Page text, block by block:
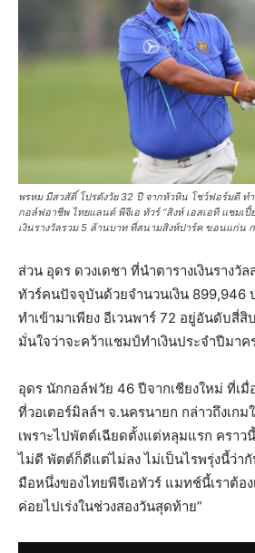
พรหม มีสวสัดิ์ โปรดังวัย 32 ปี จากหัวหิน โชว์ฟอร์มดี ท
กอล์ฟอาชีพ ไทยแลนด์ พีจีเอ ทัวร์ “สิงห์ เอสเอที แชมเ
เงินรางวัลรวม 5 ล้านบาท ที่สนามสิงห์ปาร์ค ขอนแก่น
ส่วน อุดร ดวงเดชา ที่นำตารางเงินรางวั
ทัวร์คนปัจจุบันด้วยจำนวนเงิน 899,946
ทำเข้ามาเพียง อีเวนพาร์ 72 อยู่อันดับสี่สิ
มั่นใจว่าจะคว้าแชมป์ทำเงินประจำปีมาค
อุดร นักกอล์ฟวัย 46 ปีจากเชียงใหม่ ที่เมื่
ที่วอเตอร์มิลล์ฯ จ.นครนายก กล่าวถึงเกม
เพราะไปพัตต์เฉียดตั้งแต่หลุมแรก คราว
ไม่ดี พัตต์ก็ดีแต่ไม่ลง ไม่เป็นไรพรุ่งนี้ว่า
มือหนึ่งของไทยพีจีเอทัวร์ แมทช์นี้เราต้อ
ค่อยไปเร่งในช่วงสองวันสุดท้าย”